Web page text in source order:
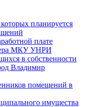
планируется
плате
МКУ УНРИ
в собственности
Владимир
помещений в
имущества